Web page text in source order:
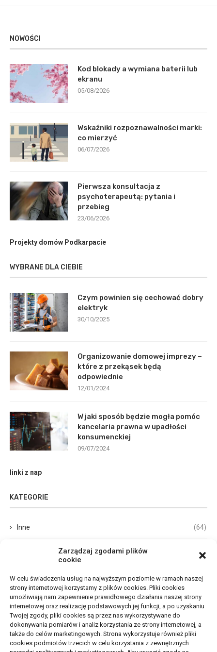
Zarządzaj zgodami plików
cookie
W celu świadczenia usług na najwyższym poziomie w ramach naszej
strony internetowej korzystamy z plików cookies. Pliki cookies
umożliwiają nam zapewnienie prawidłowego działania naszej strony
internetowej oraz realizację podstawowych jej funkcji, a po uzyskaniu
Twojej zgody, pliki cookies są przez nas wykorzystywane do
dokonywania pomiarów i analiz korzystania ze strony internetowej, a
także do celów marketingowych. Strona wykorzystuje również pliki
cookies podmiotów trzecich w celu korzystania z zewnętrznych
NOWOŚCI
Kod blokady a wymiana baterii lub
ekranu
05/08/2026
Wskaźniki rozpoznawalności marki:
co mierzyć
06/07/2026
Pierwsza konsultacja z
psychoterapeutą: pytania i
przebieg
23/06/2026
Projekty domów Podkarpacie
WYBRANE DLA CIEBIE
Czym powinien się cechować dobry
elektryk
30/10/2025
Organizowanie domowej imprezy –
które z przekąsek będą
odpowiednie
12/01/2024
W jaki sposób będzie mogła pomóc
kancelaria prawna w upadłości
konsumenckiej
09/07/2024
linki z nap
KATEGORIE
Inne (64)
Biznes, Finanse
Budownictwo, Przemysł
Edukacja, Rozrywka (33)
Zdrowie, Medycyna (105)